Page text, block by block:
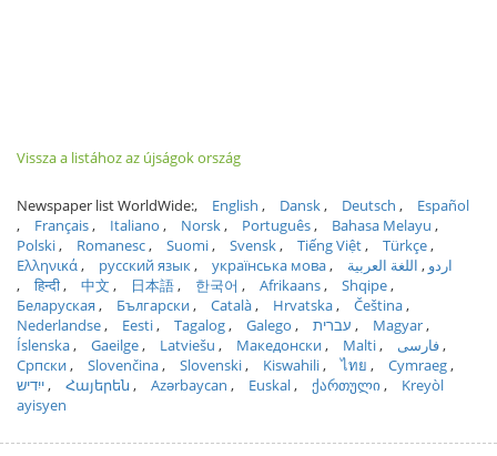
Vissza a listához az újságok ország
Newspaper list WorldWide: English Dansk Deutsch
Español
Français
Italiano Norsk Português
Bahasa Melayu
Polski
Romanesc Suomi Svensk Tiếng Việt
Türkçe
Ελληνικά
русский язык українська мова اردو
اللغة العربية
हिन्दी
中文 日本語 한국어 Afrikaans
Shqipe
Беларуская
Български Català Hrvatska
Čeština
Nederlandse
Eesti Tagalog Galego עברית
Magyar
Íslenska
Gaeilge Latviešu Македонски Malti
فارسی
Српски
Slovenčina Slovenski Kiswahili ไทย
Cymraeg
ייִדיש
Հայերեն Azərbaycan Euskal ქართული
Kreyòl
ayisyen